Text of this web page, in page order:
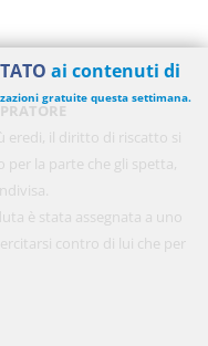
eredi, il diritto di riscatto si
per la parte che gli spetta,
è stata assegnata a uno
contro di lui che per
ai contenuti di
gratuite questa settimana.
il 21%!